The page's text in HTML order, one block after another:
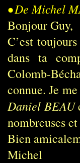
•De Michel
Bonjour Guy,
C’est
dans ta
Colomb-
connue. Je
Daniel BEAU
nombreuses
Bien
Michel